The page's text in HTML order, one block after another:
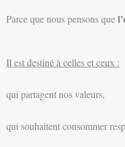
Parce que nous pensons que
Il est destiné à celles et ceux :
qui partagent nos valeurs,
qui souhaitent consommer